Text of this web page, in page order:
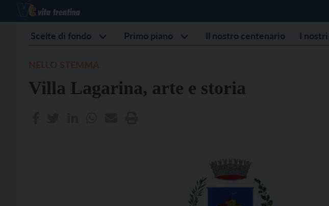
Scelte di fondo Primo piano Il nostro centenario I
Villa Lagarina, arte e storia